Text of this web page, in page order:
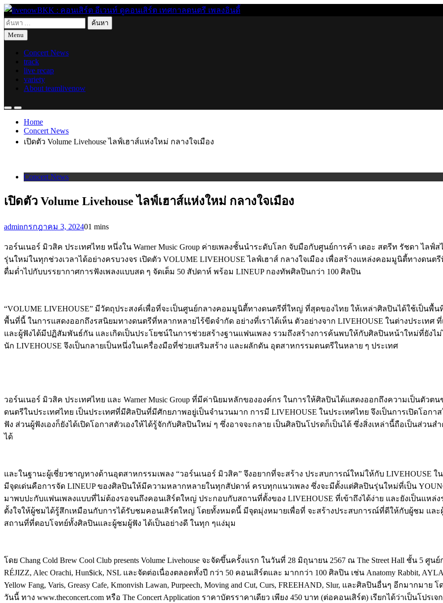
Skip
to
content
livenowBKK : คอนเสิร์ต อีเวนท์ ดูคอนเสิร์ต เทศกาลดนตรี เพลงอินดี้
live for today
ค้นหา
สำหรับ:
Menu
Concert News
track
live recap
variety
About teamlivenow
Home
Concert News
เปิดตัว Volume Livehouse ไลฟ์เฮาส์แห่งใหม่ กลางใจเมือง
Concert News
เปิดตัว Volume Livehouse ไลฟ์เฮาส์แห่งใหม่ กลางใจเมือง
adminกรกฎาคม 3, 202401 mins
วอร์นเนอร์ มิวสิค ประเทศไทย หนึ่งใน Warner Music Group ค่ายเพลงชั้นนำระดับโลก จับมือกับศูนย์การค้า เดอะ สตรีท รัชดา ไ
รุ่นใหม่ในทุกช่วงเวลาได้อย่างครบวงจร เปิดตัว VOLUME LIVEHOUSE ไลฟ์เฮาส์ กลางใจเมือง เพื่อสร้างแหล่งคอมมูนิตี้ทางด
ดื่มด่ำไปกับบรรยากาศการฟังเพลงแบบสด ๆ จัดเต็ม 50 สัปดาห์ พร้อม LINEUP กองทัพศิลปินกว่า 100 ศิลปิน
“VOLUME LIVEHOUSE” มีวัตถุประสงค์เพื่อที่จะเป็นศูนย์กลางคอมมูนิตี้ทางดนตรีที่ใหญ่ ที่สุดของไทย ให้เหล่าศิลปินได้ใช้เป็นพื้
พื้นที่นี้ ในการแสดงออกถึงรสนิยมทางดนตรีที่หลากหลายไร้ขีดจำกัด อย่างที่เราได้เห็น ตัวอย่างจาก LIVEHOUSE ในต่างประเท
และผู้ฟังได้มีปฏิสัมพันธ์กัน และเกิดเป็นประโยชน์ในการช่วยสร้างฐานแฟนเพลง รวมถึงสร้างการค้นพบให้กับศิลปินหน้าใหม่ที่ยัง
นัก LIVEHOUSE จึงเป็นกลายเป็นหนึ่งในเครื่องมือที่ช่วยเสริมสร้าง และผลักดัน อุตสาหกรรมดนตรีในหลาย ๆ ประเทศ
วอร์นเนอร์ มิวสิค ประเทศไทย และ Warner Music Group ที่มีค่านิยมหลักขององค์กร ในการให้ศิลปินได้แสดงออกถึงความเป็นตัวตน
ดนตรีในประเทศไทย เป็นประเทศที่มีศิลปินที่มีศักยภาพอยู่เป็นจำนวนมาก การมี LIVEHOUSE ในประเทศไทย จึงเป็นการเปิดโอ
ฟัง ส่วนผู้ฟังเองก็ยังได้เปิดโอกาสตัวเองให้ได้รู้จักกับศิลปินใหม่ ๆ ซึ่งอาจจะกลาย เป็นศิลปินโปรดก็เป็นได้ ซึ่งสิ่งเหล่านี้ถือเป็นส่ว
ได้
และในฐานะผู้เชี่ยวชาญทางด้านอุตสาหกรรมเพลง “วอร์นเนอร์ มิวสิค” จึงอยากที่จะสร้าง ประสบการณ์ใหม่ให้กับ LIVEHOUSE ใ
มีจุดเด่นคือการจัด LINEUP ของศิลปินให้มีความหลากหลายในทุกสัปดาห์ ครบทุกแนวเพลง ซึ่งจะมีตั้งแต่ศิลปินรุ่นใหม่ที่เป็น
มาพบปะกับแฟนเพลงแบบที่ไม่ต้องรอจนถึงคอนเสิร์ตใหญ่ ประกอบกับสถานที่ตั้งของ LIVEHOUSE ที่เข้าถึงได้ง่าย และยังเป็นแหล่
ตั้งใจให้ผู้ชมได้รู้สึกเหมือนกับการได้รับชมคอนเสิร์ตใหญ่ โดยทั้งหมดนี้ มีจุดมุ่งหมายเพื่อที่ จะสร้างประสบการณ์ที่ดีให้กับผู้ชม และ
สถานที่ที่ตอบโจทย์ทั้งศิลปินและผู้ชมผู้ฟัง ได้เป็นอย่างดี ในทุก ๆแง่มุม
โดย Chang Cold Brew Cool Club presents Volume Livehouse จะจัดขึ้นครั้งแรก ในวันที่ 28 มิถุนายน 2567 ณ The Street Hall ชั้น 5 ศู
RÉJIZZ, Alec Orachi, Hun$ick, NSL และจัดต่อเนื่องตลอดทั้งปี กว่า 50 คอนเสิร์ตและ มากกว่า 100 ศิลปิน เช่น Anatomy Rabbit,
Yellow Fang, Varis, Greasy Cafe, Kmonvish Lawan, Purpeech, Moving and Cut, Curs, FREEHAND, Slur, และศิลปินอื่นๆ อีกมาก
วันนี้ ทาง www.theconcert.com หรือ The Concert Application ราคาบัตรราคาเดียว เพียง 450 บาท (ต่อคอนเสิร์ต) เรียกได้ว่าเป็นโ